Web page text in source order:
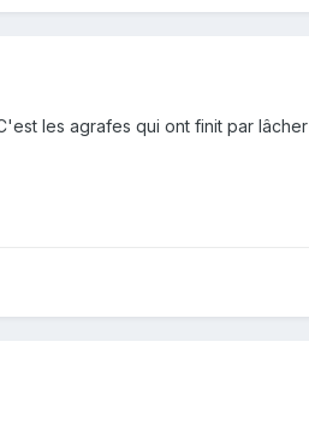
les agrafes qui ont finit par lâcher